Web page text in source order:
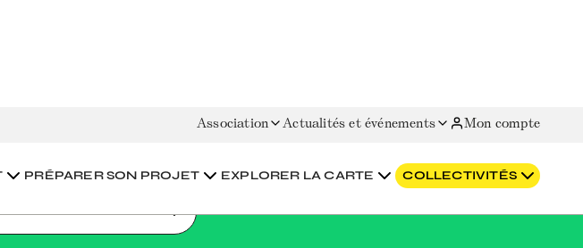
Association Actualités et événements Mon compte
PRÉPARER SON PROJET EXPLORER LA CARTE COLLECTIVITÉS